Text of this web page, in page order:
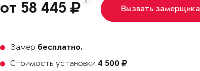
от 58 445 Вызвать замерщика
Замер бесплатно.
Стоимость установки 4 500